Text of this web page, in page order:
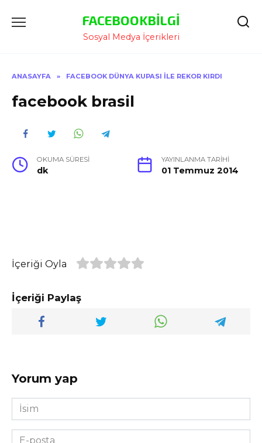
Atla
FACEBOOKBILGI
Sosyal Medya İçerikleri
ANASAYFA » FACEBOOK DÜNYA KUPASI İLE REKOR KIRDI
facebook brasil
OKUMA SÜRESI
dk
YAYINLANMA TARIHI
01 Temmuz 2014
İçeriği Oyla
İçeriği Paylaş
Yorum yap
İsim
*
E-